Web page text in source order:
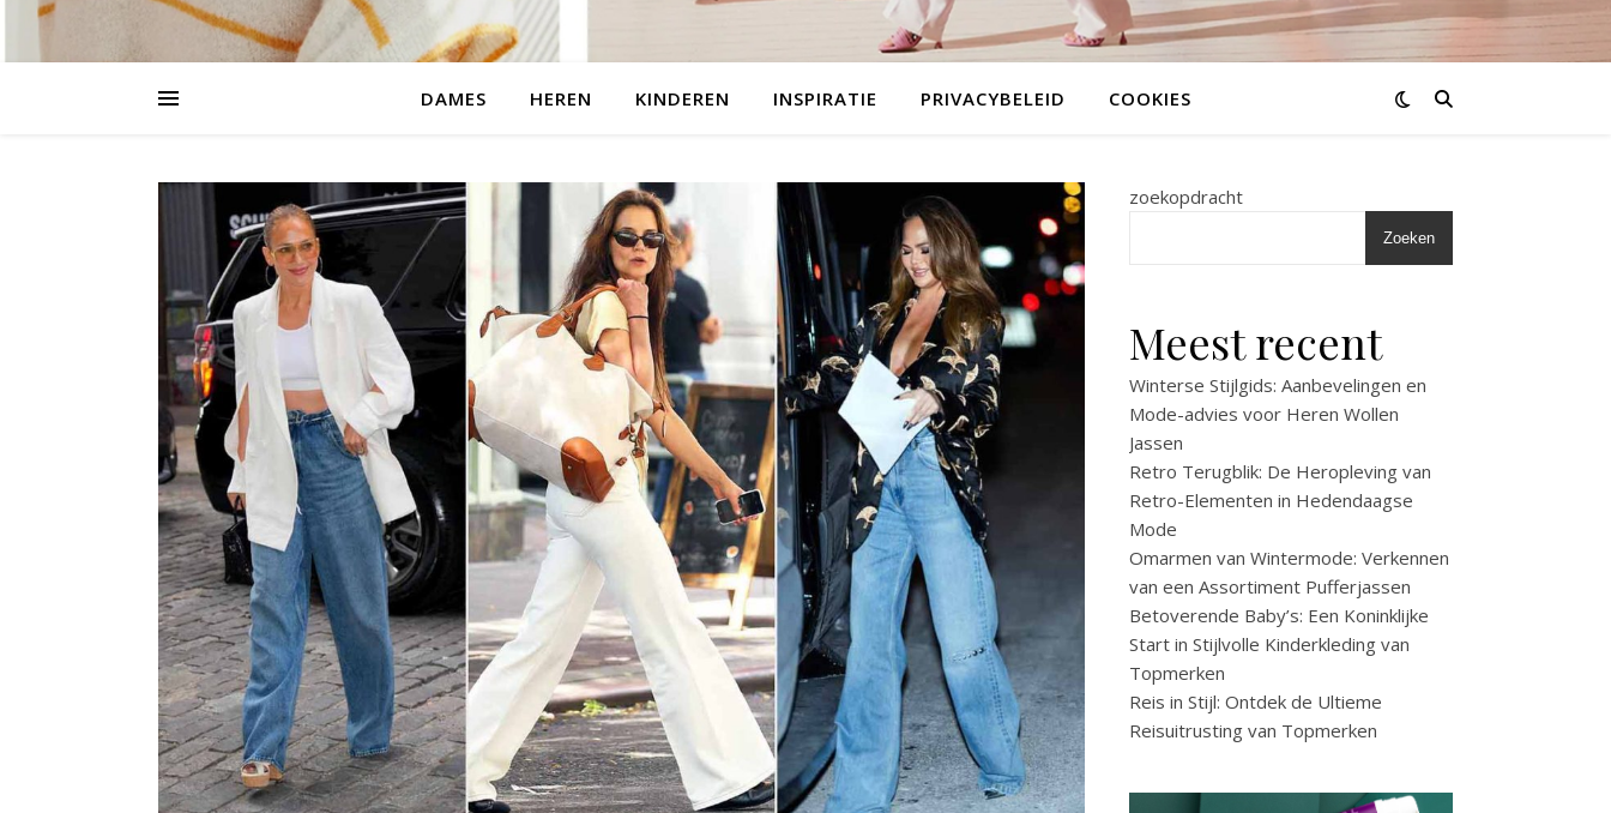
DAMES HEREN KINDEREN INSPIRATIE PRIVACYBELEID COOKIES
zoekopdracht
Zoeken
Meest recent
Winterse Stijlgids: Aanbevelingen en
Mode-advies voor Heren Wollen
Jassen
Retro Terugblik: De Heropleving van
Retro-Elementen in Hedendaagse
Mode
Omarmen van Wintermode: Verkennen
van een Assortiment Pufferjassen
Betoverende Baby’s: Een Koninklijke
Start in Stijlvolle Kinderkleding van
Topmerken
Reis in Stijl: Ontdek de Ultieme
Reisuitrusting van Topmerken